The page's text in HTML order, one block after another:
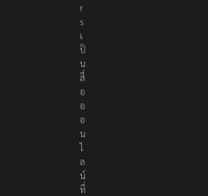
e
r
s
เ
ป็
น
สื่
อ
อ
อ
น
ไ
ล
น์